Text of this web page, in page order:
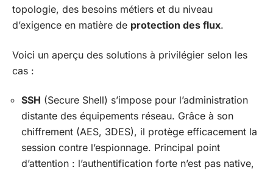
topologie, des besoins métiers et du niveau
d’exigence en matière de protection des flux.
Voici un aperçu des solutions à privilégier selon les
cas :
SSH (Secure Shell) s’impose pour l’administration
distante des équipements réseau. Grâce à son
chiffrement (AES, 3DES), il protège efficacement la
session contre l’espionnage. Principal point
d’attention : l’authentification forte n’est pas native,